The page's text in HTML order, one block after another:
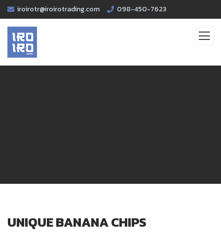
iroirotr@iroirotrading.com 098-450-7623
UNIQUE BANANA CHIPS